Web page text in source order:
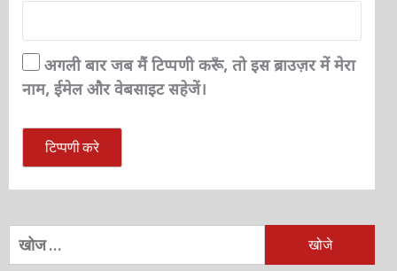
अगली बार जब मैं टिप्पणी करूँ, तो इस ब्राउज़र में मेरा
नाम, ईमेल और वेबसाइट सहेजें।
निम्न
को